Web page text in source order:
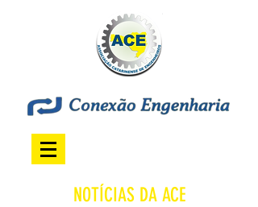
NOTÍCIAS DA ACE